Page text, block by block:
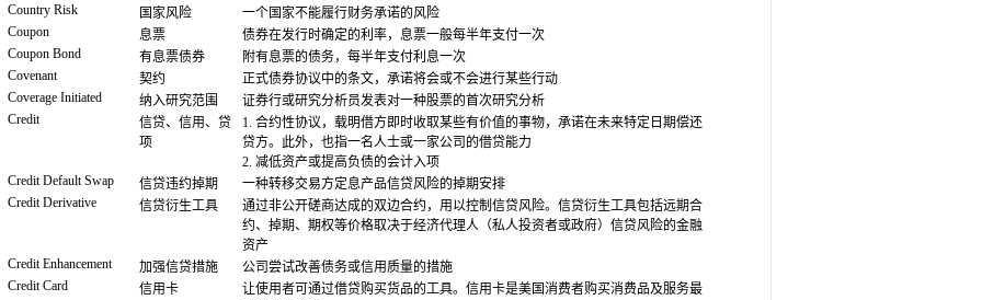
Country Risk
国家风险
一个国家不能履行财务承诺的风险
Coupon
息票
债券在发行时确定的利率，息票一般每半年支付一次
Coupon Bond
有息票债券
附有息票的债务，每半年支付利息一次
Covenant
契约
正式债券协议中的条文，承诺将会或不会进行某些行动
Coverage Initiated
纳入研究范围
证券行或研究分析员发表对一种股票的首次研究分析
Credit
信贷、信用、贷
项
1. 合约性协议，载明借方即时收取某些有价值的事物，承诺在未来特定日期偿还
贷方。此外，也指一名人士或一家公司的借贷能力
2. 减低资产或提高负债的会计入项
Credit Default Swap
信贷违约掉期
一种转移交易方定息产品信贷风险的掉期安排
Credit Derivative
信贷衍生工具
通过非公开磋商达成的双边合约，用以控制信贷风险。信贷衍生工具包括远期合
约、掉期、期权等价格取决于经济代理人（私人投资者或政府）信贷风险的金融
资产
Credit Enhancement
加强信贷措施
公司尝试改善债务或信用质量的措施
Credit Card
信用卡
让使用者可通过借贷购买货品的工具。信用卡是美国消费者购买消费品及服务最